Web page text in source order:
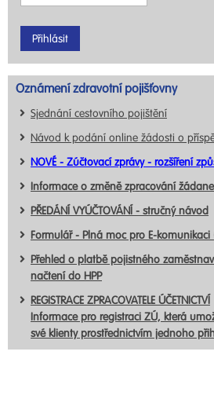
Oznámení zdravotní pojišťovny
Sjednání cestovního pojištění
Návod k podání online žádosti o
NOVÉ - Zúčtovací zprávy - rozšíření
Informace o změně zpracování
PŘEDÁNÍ VYÚČTOVÁNÍ - stručný návod
Formulář - Plná moc pro E-komunikaci
Přehled o platbě pojistného
načtení do HPP
REGISTRACE ZPRACOVATELE ÚČETNICTVÍ
Informace pro registraci ZÚ, která
své klienty prostřednictvím jednoho